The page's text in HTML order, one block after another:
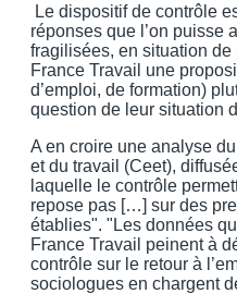
Le dispositif de contrôle
réponses que l’on puisse
fragilisées, en situation
France Travail une
d’emploi, de formation)
question de leur situation
A en croire une analyse
et du travail (Ceet),
laquelle le contrôle
repose pas […] sur des
établies". "Les données
France Travail peinent à
contrôle sur le retour à
sociologues en chargent